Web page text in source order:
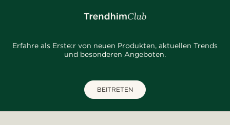
Erfahre als Erste:r von neuen Produkten, aktuellen Trends
und besonderen Angeboten.
BEITRETEN